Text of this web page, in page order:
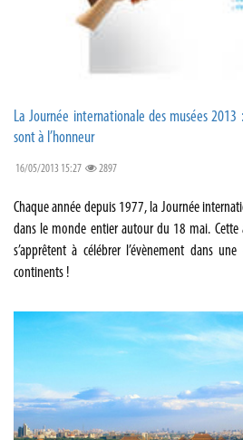
La Journée internationale des musées
sont à l’honneur
16/05/2013 15:27 2897
Chaque année depuis 1977, la Journée
dans le monde entier autour du 18 mai. Cette
s’apprêtent à célébrer l’évènement dans
continents !